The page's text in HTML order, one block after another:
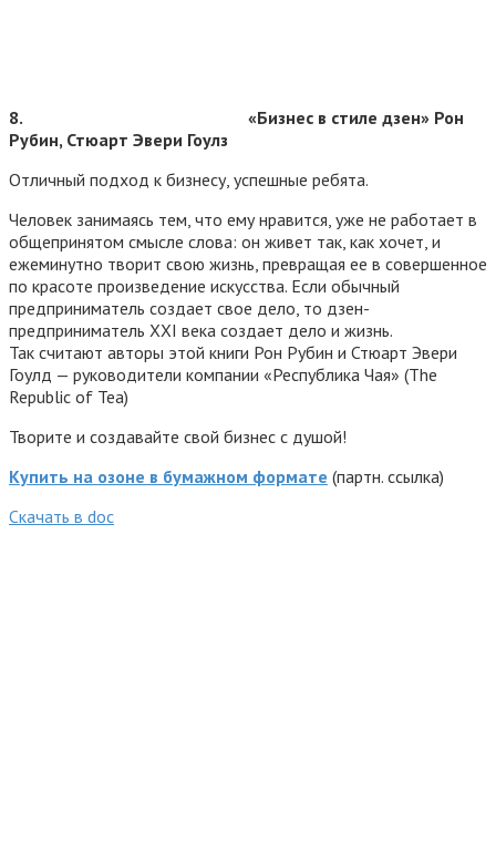
8.
«Бизнес в стиле дзен» Рон
Рубин, Стюарт Эвери Гоулз
Отличный подход к бизнесу, успешные ребята.
Человек занимаясь тем, что ему нравится, уже не работает в
общепринятом смысле слова: он живет так, как хочет, и
ежеминутно творит свою жизнь, превращая ее в совершенное
по красоте произведение искусства. Если обычный
предприниматель создает свое дело, то дзен-
предприниматель XXI века создает дело и жизнь.
Так считают авторы этой книги Рон Рубин и Стюарт Эвери
Гоулд — руководители компании «Республика Чая» (The
Republic of Tea)
Творите и создавайте свой бизнес с душой!
Купить на озоне в бумажном формате (партн. ссылка)
Cкачать в doc